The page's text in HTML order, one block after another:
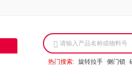
请输入产品名称或物料号
热门搜索: 旋转拉手 侧门锁